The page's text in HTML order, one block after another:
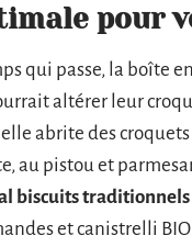
pour
qui passe, la boîte
altérer leur
elle abrite des
au pistou et
biscuits
et canistrelli